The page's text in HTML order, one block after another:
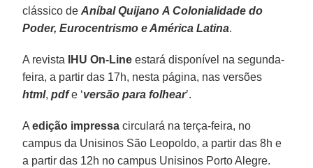
clássico deAníbal Quijano A Colonialidade do
Poder, Eurocentrismo e América Latina.
A revista IHU On-Line estará disponível na segunda-
feira, a partir das 17h, nesta página, nas versões
html,pdf e ‘versão para folhear’.
Aedição impressa circulará na terça-feira, no
campus da Unisinos São Leopoldo, a partir das 8h e
a partir das 12h no campus Unisinos Porto Alegre.